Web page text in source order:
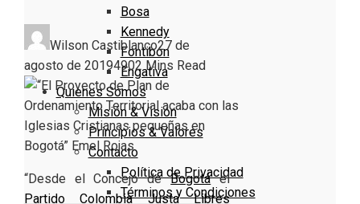
Bosa
Kennedy
Fontibón
Engativa
Quienes Somos
Misión & Visión
Principios & Valores
Contacto
Política de Privacidad
Términos y Condiciones
Wilson Castiblanco27 de
agosto de 20194902 Mins Read
“Desde el Concejo deBogotáel
Partido Colombia Justa Libres